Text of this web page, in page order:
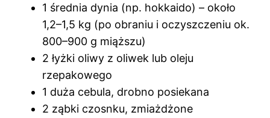
1 średnia dynia (np. hokkaido) – około
1,2–1,5 kg (po obraniu i oczyszczeniu ok.
800–900 g miąższu)
2 łyżki oliwy z oliwek lub oleju
rzepakowego
1 duża cebula, drobno posiekana
2 ząbki czosnku, zmiażdżone